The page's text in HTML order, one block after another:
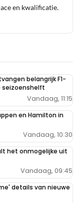
en kwalificatie.
belangrijk F1-
seizoenshelft
Vandaag, 11:15
en Hamilton in
Vandaag, 10:30
het onmogelijke uit
Vandaag, 09:45
details van nieuwe